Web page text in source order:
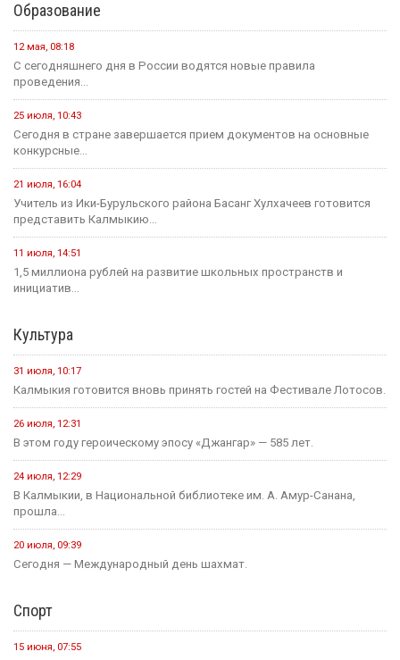
Образование
12 мая, 08:18
С сегодняшнего дня в России водятся новые правила
проведения...
25 июля, 10:43
Сегодня в стране завершается прием документов на основные
конкурсные...
21 июля, 16:04
Учитель из Ики-Бурульского района Басанг Хулхачеев готовится
представить Калмыкию...
11 июля, 14:51
1,5 миллиона рублей на развитие школьных пространств и
инициатив...
Культура
31 июля, 10:17
Калмыкия готовится вновь принять гостей на Фестивале Лотосов.
26 июля, 12:31
В этом году героическому эпосу «Джангар» — 585 лет.
24 июля, 12:29
В Калмыкии, в Национальной библиотеке им. А. Амур-Санана,
прошла...
20 июля, 09:39
Сегодня — Международный день шахмат.
Спорт
15 июня, 07:55